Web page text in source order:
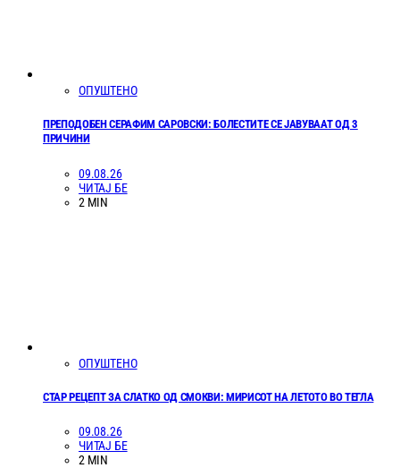
ОПУШТЕНО
ПРЕПОДОБЕН СЕРАФИМ САРОВСКИ: БОЛЕСТИТЕ СЕ ЈАВУВААТ ОД 3
ПРИЧИНИ
09.08.26
ЧИТАЈ БЕ
2 MIN
ОПУШТЕНО
СТАР РЕЦЕПТ ЗА СЛАТКО ОД СМОКВИ: МИРИСОТ НА ЛЕТОТО ВО ТЕГЛА
09.08.26
ЧИТАЈ БЕ
2 MIN